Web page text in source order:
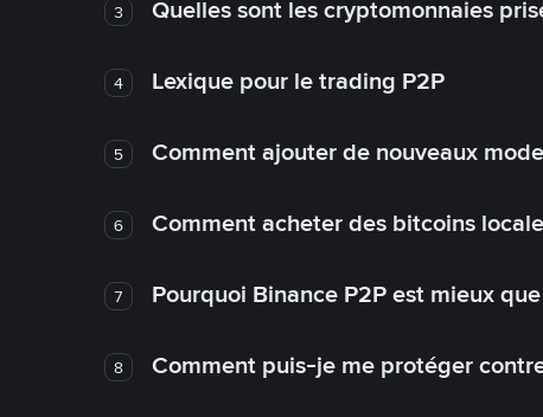
3 Quelles sont les cryptomonnaies
4 Lexique pour le trading P2P
5 Comment ajouter de nouveaux
6 Comment acheter des bitcoins
7 Pourquoi Binance P2P est mieux
8 Comment puis-je me protéger